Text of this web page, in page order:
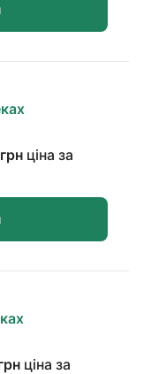
грн ціна за
ціна за